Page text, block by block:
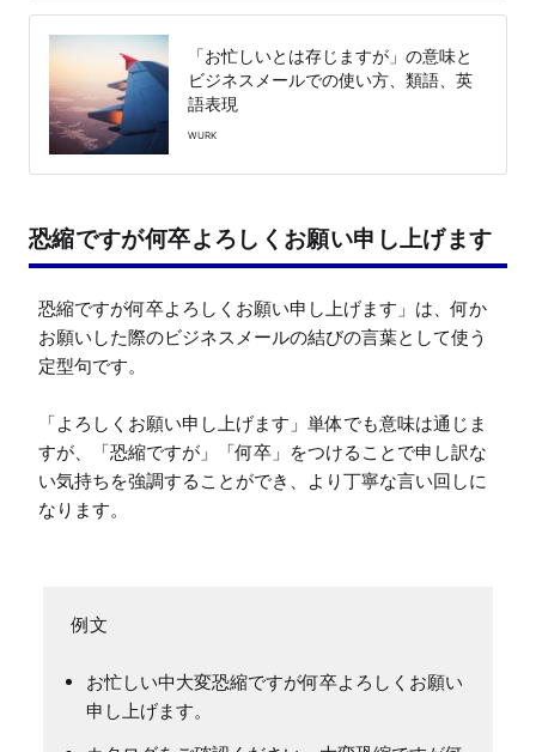
「お忙しいとは存じますが」の意味と
ビジネスメールでの使い方、類語、英
語表現
WURK
恐縮ですが何卒よろしくお願い申し上げます
恐縮ですが何卒よろしくお願い申し上げます」は、何か
お願いした際のビジネスメールの結びの言葉として使う
定型句です。
「よろしくお願い申し上げます」単体でも意味は通じま
すが、「恐縮ですが」「何卒」をつけることで申し訳な
い気持ちを強調することができ、より丁寧な言い回しに
なります。
お忙しい中大変恐縮ですが何卒よろしくお願い
申し上げます。